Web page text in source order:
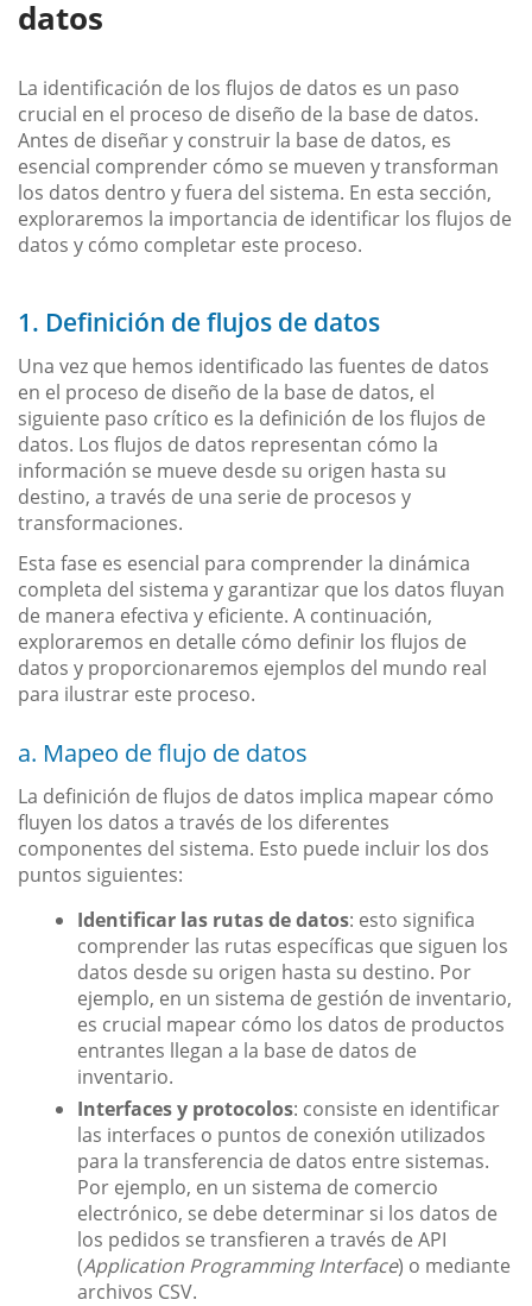
datos
La identificación de los flujos de datos es un paso
crucial en el proceso de diseño de la base de datos.
Antes de diseñar y construir la base de datos, es
esencial comprender cómo se mueven y transforman
los datos dentro y fuera del sistema. En esta sección,
exploraremos la importancia de identificar los flujos de
datos y cómo completar este proceso.
1. Definición de flujos de datos
Una vez que hemos identificado las fuentes de datos
en el proceso de diseño de la base de datos, el
siguiente paso crítico es la definición de los flujos de
datos. Los flujos de datos representan cómo la
información se mueve desde su origen hasta su
destino, a través de una serie de procesos y
transformaciones.
Esta fase es esencial para comprender la dinámica
completa del sistema y garantizar que los datos fluyan
de manera efectiva y eficiente. A continuación,
exploraremos en detalle cómo definir los flujos de
datos y proporcionaremos ejemplos del mundo real
para ilustrar este proceso.
a. Mapeo de flujo de datos
La definición de flujos de datos implica mapear cómo
fluyen los datos a través de los diferentes
componentes del sistema. Esto puede incluir los dos
puntos siguientes:
Identificar las rutas de datos: esto significa
comprender las rutas específicas que siguen los
datos desde su origen hasta su destino. Por
ejemplo, en un sistema de gestión de inventario,
es crucial mapear cómo los datos de productos
entrantes llegan a la base de datos de
inventario.
Interfaces y protocolos: consiste en identificar
las interfaces o puntos de conexión utilizados
para la transferencia de datos entre sistemas.
Por ejemplo, en un sistema de comercio
electrónico, se debe determinar si los datos de
los pedidos se transfieren a través de API
(Application Programming Interface) o mediante
archivos CSV.